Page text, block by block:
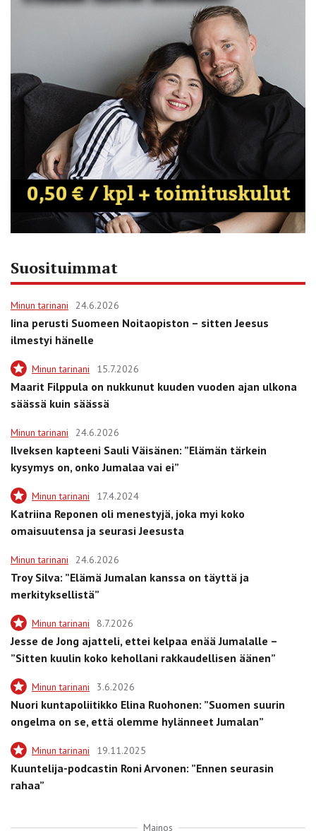
Suosituimmat
Minun tarinani 24.6.2026
Iina perusti Suomeen Noitaopiston – sitten Jeesus
ilmestyi hänelle
Minun tarinani 15.7.2026
Maarit Filppula on nukkunut kuuden vuoden ajan ulkona
säässä kuin säässä
Minun tarinani 24.6.2026
Ilveksen kapteeni Sauli Väisänen: ”Elämän tärkein
kysymys on, onko Jumalaa vai ei”
Minun tarinani 17.4.2024
Katriina Reponen oli menestyjä, joka myi koko
omaisuutensa ja seurasi Jeesusta
Minun tarinani 24.6.2026
Troy Silva: ”Elämä Jumalan kanssa on täyttä ja
merkityksellistä”
Minun tarinani 8.7.2026
Jesse de Jong ajatteli, ettei kelpaa enää Jumalalle –
”Sitten kuulin koko kehollani rakkaudellisen äänen”
Minun tarinani 3.6.2026
Nuori kuntapoliitikko Elina Ruohonen: ”Suomen suurin
ongelma on se, että olemme hylänneet Jumalan”
Minun tarinani 19.11.2025
Kuuntelija-podcastin Roni Arvonen: ”Ennen seurasin
rahaa”
Mainos